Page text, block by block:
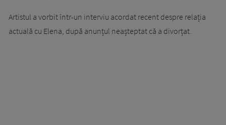
Artistul a vorbit într-un interviu acordat recent despre relația
actuală cu Elena, după anunțul neașteptat că a divorțat.